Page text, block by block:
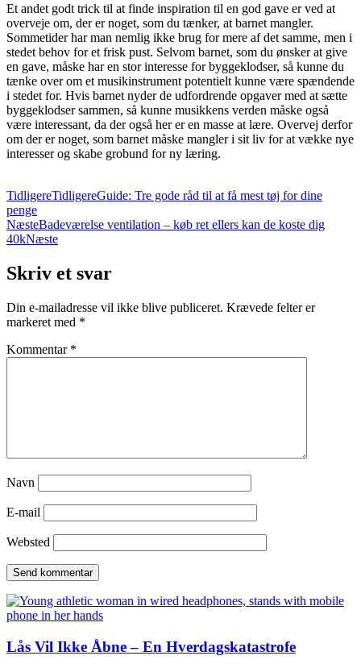
Et andet godt trick til at finde inspiration til en god gave er ved at
overveje om, der er noget, som du tænker, at barnet mangler.
Sommetider har man nemlig ikke brug for mere af det samme, men i
stedet behov for et frisk pust. Selvom barnet, som du ønsker at give
en gave, måske har en stor interesse for byggeklodser, så kunne du
tænke over om et musikinstrument potentielt kunne være spændende
i stedet for. Hvis barnet nyder de udfordrende opgaver med at sætte
byggeklodser sammen, så kunne musikkens verden måske også
være interessant, da der også her er en masse at lære. Overvej derfor
om der er noget, som barnet måske mangler i sit liv for at vække nye
interesser og skabe grobund for ny læring.
TidligereTidligereGuide: Tre gode råd til at få mest tøj for dine
penge
NæsteBadeværelse ventilation – køb ret ellers kan de koste dig
40kNæste
Skriv et svar
Din e-mailadresse vil ikke blive publiceret. Krævede felter er
markeret med *
Kommentar *
Navn
E-mail
Websted
Lås Vil Ikke Åbne – En Hverdagskatastrofe